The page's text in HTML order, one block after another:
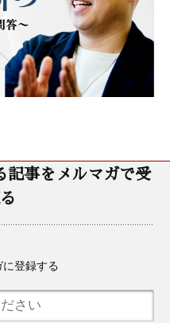
記事をメルマガで受
登録する